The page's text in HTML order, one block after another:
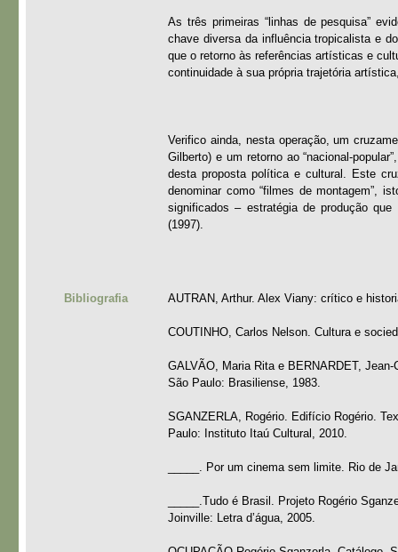
As três primeiras “linhas de pesquisa”
chave diversa da influência tropicalista e
que o retorno às referências artísticas e
continuidade à sua própria trajetória
Verifico ainda, nesta operação, um
Gilberto) e um retorno ao “nacional-
desta proposta política e cultural. Este
denominar como “filmes de montagem”,
significados – estratégia de produção
(1997).
Bibliografia AUTRAN, Arthur. Alex Viany: crítico e
COUTINHO, Carlos Nelson. Cultura e
GALVÃO, Maria Rita e BERNARDET, Jean-
São Paulo: Brasiliense, 1983.
SGANZERLA, Rogério. Edifício Rogério.
Paulo: Instituto Itaú Cultural, 2010.
_____. Por um cinema sem limite. Rio de
_____.Tudo é Brasil. Projeto Rogério
Joinville: Letra d’água, 2005.